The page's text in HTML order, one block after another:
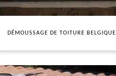
DÉMOUSSAGE DE TOITURE BELGIQUE